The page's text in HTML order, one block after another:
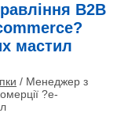
B2B
мастил
/ Менеджер з
?e-